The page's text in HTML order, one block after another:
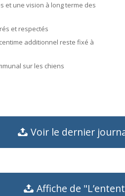
et une vision à long terme des
et respectés
additionnel reste fixé à
sur les chiens
Voir le dernier
Affiche de